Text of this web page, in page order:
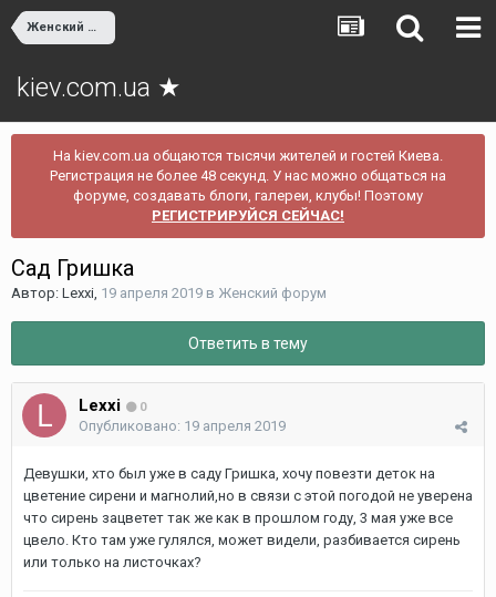
Женский форум
kiev.com.ua ★
На kiev.com.ua общаются тысячи жителей и гостей Киева.
Регистрация не более 48 секунд. У нас можно общаться на
форуме, создавать блоги, галереи, клубы! Поэтому
РЕГИСТРИРУЙСЯ СЕЙЧАС!
Сад Гришка
Автор: Lexxi, 19 апреля 2019 в Женский форум
Ответить в тему
Lexxi 0
Опубликовано: 19 апреля 2019
Девушки, хто был уже в саду Гришка, хочу повезти деток на
цветение сирени и магнолий,но в связи с этой погодой не уверена
что сирень зацветет так же как в прошлом году, 3 мая уже все
цвело. Кто там уже гулялся, может видели, разбивается сирень
или только на листочках?